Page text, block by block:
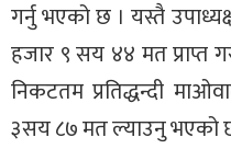
गर्नु भएको छ । यस्तै
हजार ९ सय ४४ मत प्राप्त
निकटतम प्रतिद्धन्दी
३सय ८७ मत ल्याउनु भएको